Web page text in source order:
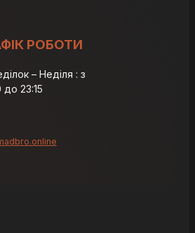
РОБОТИ
– Неділя : з
до 23:15